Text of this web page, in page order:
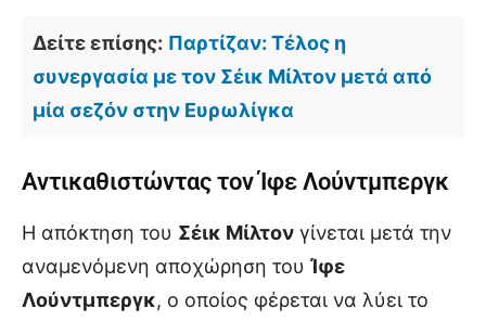
Δείτε επίσης: Παρτίζαν: Τέλος η
συνεργασία με τον Σέικ Μίλτον μετά από
μία σεζόν στην Ευρωλίγκα
Αντικαθιστώντας τον Ίφε Λούντμπεργκ
Η απόκτηση του Σέικ Μίλτον γίνεται μετά την
αναμενόμενη αποχώρηση του Ίφε
Λούντμπεργκ, ο οποίος φέρεται να λύει το